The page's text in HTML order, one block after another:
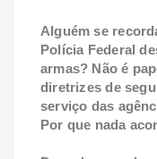
Alguém se
Polícia Federal
armas? Não é
diretrizes de
serviço das
Por que nada